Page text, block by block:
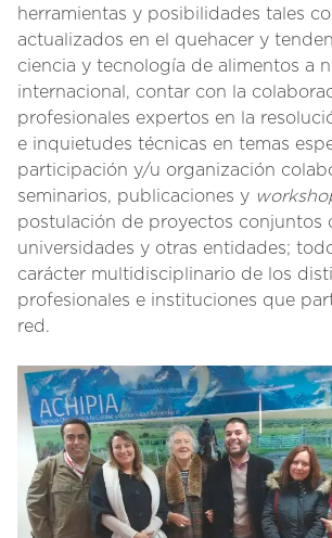
herramientas y posibilidades tales
actualizados en el quehacer y
ciencia y tecnología de alimentos a
internacional, contar con la
profesionales expertos en la
e inquietudes técnicas en temas
participación y/u organización
seminarios, publicaciones y
postulación de proyectos conjuntos
universidades y otras entidades;
carácter multidisciplinario de los
profesionales e instituciones que
red.